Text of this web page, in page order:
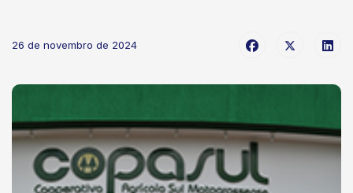
26 de novembro de 2024